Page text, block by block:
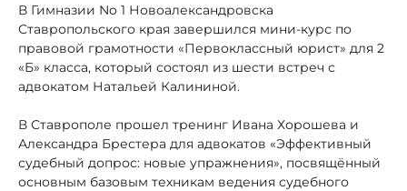
В Гимназии No 1 Новоалександровска
Ставропольского края завершился мини‐курс по
правовой грамотности «Первоклассный юрист» для 2
«Б» класса, который состоял из шести встреч с
адвокатом Натальей Калининой.
В Ставрополе прошел тренинг Ивана Хорошева и
Александра Брестера для адвокатов «Эффективный
судебный допрос: новые упражнения», посвящённый
основным базовым техникам ведения судебного